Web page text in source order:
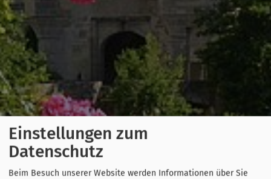
Einstellungen zum
Datenschutz
Beim Besuch unserer Website werden Informationen über Sie